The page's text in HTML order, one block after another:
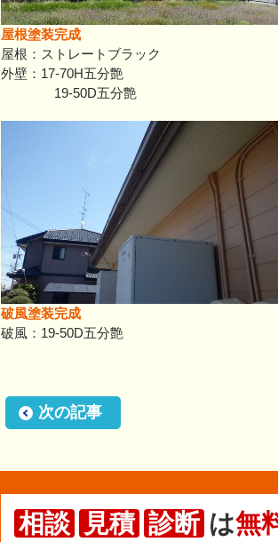
屋根塗装完成
屋根：ストレートブラック
外壁：17-70H五分艶
19-50D五分艶
破風塗装完成
破風：19-50D五分艶
次の記事
相談 見積 診断 は無